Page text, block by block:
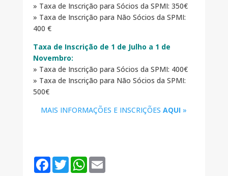
» Taxa de Inscrição para Sócios da SPMI: 350€
» Taxa de Inscrição para Não Sócios da SPMI:
400 €
Taxa de Inscrição de 1 de Julho a 1 de
Novembro:
» Taxa de Inscrição para Sócios da SPMI: 400€
» Taxa de Inscrição para Não Sócios da SPMI:
500€
MAIS INFORMAÇÕES E INSCRIÇÕESAQUI »
F
T
w
W
E